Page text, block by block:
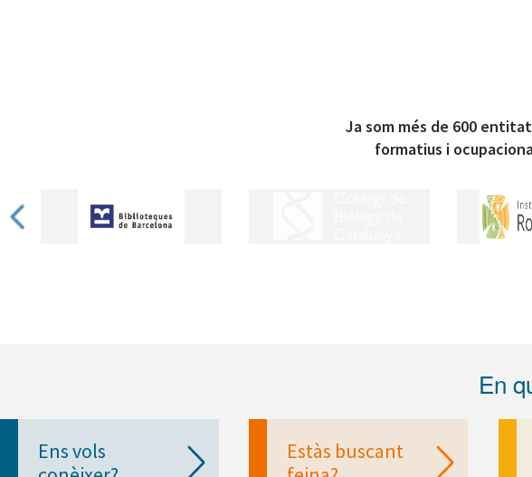
Ja som més de 600
formatius i
En
Ens vols
Estàs buscant